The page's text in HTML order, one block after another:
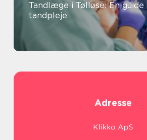
Tandlæge i Tølløse: En
tandpleje
Adresse